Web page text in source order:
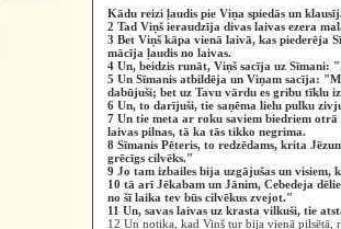
Kādu reizi ļaudis pie Viņa spiedās un
2 Tad Viņš ieraudzīja divas laivas ezera
3 Bet Viņš kāpa vienā laivā, kas piederēja
mācīja ļaudis no laivas.
4 Un, beidzis runāt, Viņš sacīja uz Sīmani:
5 Un Sīmanis atbildēja un Viņam sacīja:
dabūjuši; bet uz Tavu vārdu es gribu tīklu
6 Un, to darījuši, tie saņēma lielu pulku
7 Un tie meta ar roku saviem biedriem
laivas pilnas, tā ka tās tikko negrima.
8 Sīmanis Pēteris, to redzēdams, krita
grēcīgs cilvēks."
9 Jo tam izbailes bija uzgājušas un
10 tā arī Jēkabam un Jānim, Cebedeja
no šī laika tev būs cilvēkus zvejot."
11 Un, savas laivas uz krasta vilkuši, tie
12 Un notika, kad Viņš tur bija vienā pilsētā,